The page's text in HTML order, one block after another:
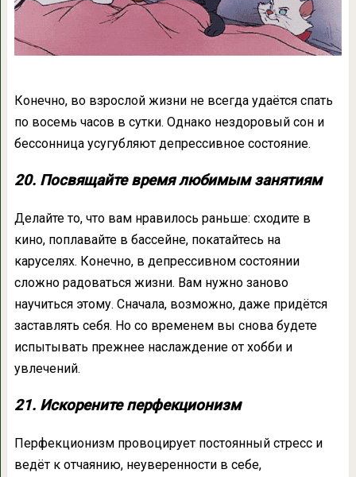
Конечно, во взрослой жизни не всегда удаётся спать
по восемь часов в сутки. Однако нездоровый сон и
бессонница усугубляют депрессивное состояние.
20. Посвящайте время любимым занятиям
Делайте то, что вам нравилось раньше: сходите в
кино, поплавайте в бассейне, покатайтесь на
каруселях. Конечно, в депрессивном состоянии
сложно радоваться жизни. Вам нужно заново
научиться этому. Сначала, возможно, даже придётся
заставлять себя. Но со временем вы снова будете
испытывать прежнее наслаждение от хобби и
увлечений.
21. Искорените перфекционизм
Перфекционизм провоцирует постоянный стресс и
ведёт к отчаянию, неуверенности в себе,